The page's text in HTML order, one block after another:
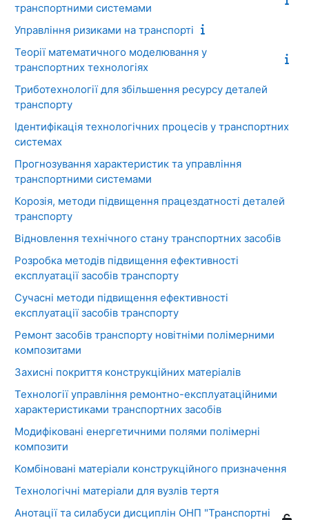
транспортними системами
Управління ризиками на транспорті
Теорії математичного моделювання у
транспортних технологіях
Триботехнології для збільшення ресурсу деталей
транспорту
Ідентифікація технологічних процесів у транспортних
системах
Прогнозування характеристик та управління
транспортними системами
Корозія, методи підвищення працездатності деталей
транспорту
Відновлення технічного стану транспортних засобів
Розробка методів підвищення ефективності
експлуатації засобів транспорту
Сучасні методи підвищення ефективності
експлуатації засобів транспорту
Ремонт засобів транспорту новітніми полімерними
композитами
Захисні покриття конструкційних матеріалів
Технології управління ремонтно-експлуатаційними
характеристиками транспортних засобів
Модифіковані енергетичними полями полімерні
композити
Комбіновані матеріали конструкційного призначення
Технологічні матеріали для вузлів тертя
Анотації та силабуси дисциплін ОНП "Транспортні